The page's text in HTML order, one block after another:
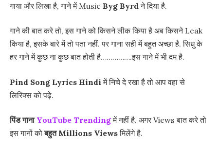
गाया और लिखा है, गाने में Music Byg Byrd ने दिया है.
गाने की बात करे तो, इस गाने को किसने लीक किया है अब किसने Leak
किया है, इसके बारे में तो पता नहीं. पर गाना सही में बहुत अच्छा है. सिधु के
हर गाने में कुछ ना कुछ बात होती है…………….इस गाने में भी दम है.
Pind Song Lyrics Hindi में निचे दे रखा है तो आप वहा से
लिरिक्स को पढ़े.
पिंड गाना YouTube Trendingमें नहीं है. अगर Views बात करे तो
इस गानों कोबहुत Millions Viewsमिलेंगे है.